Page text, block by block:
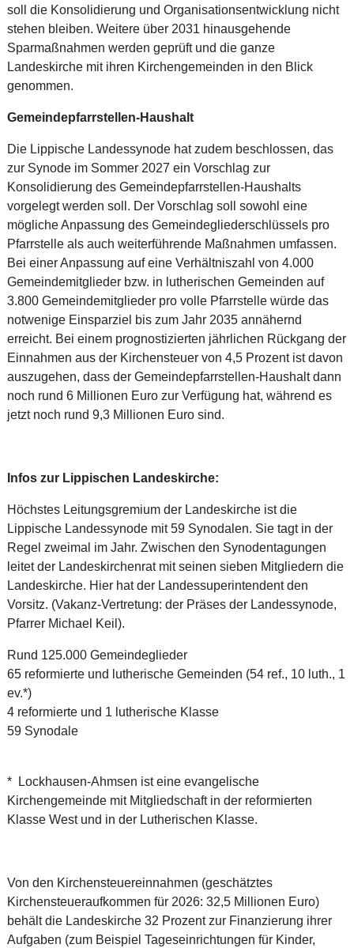
soll die Konsolidierung und Organisationsentwicklung nicht
stehen bleiben. Weitere über 2031 hinausgehende
Sparmaßnahmen werden geprüft und die ganze
Landeskirche mit ihren Kirchengemeinden in den Blick
genommen.
Gemeindepfarrstellen-Haushalt
Die Lippische Landessynode hat zudem beschlossen, das
zur Synode im Sommer 2027 ein Vorschlag zur
Konsolidierung des Gemeindepfarrstellen-Haushalts
vorgelegt werden soll. Der Vorschlag soll sowohl eine
mögliche Anpassung des Gemeindegliederschlüssels pro
Pfarrstelle als auch weiterführende Maßnahmen umfassen.
Bei einer Anpassung auf eine Verhältniszahl von 4.000
Gemeindemitglieder bzw. in lutherischen Gemeinden auf
3.800 Gemeindemitglieder pro volle Pfarrstelle würde das
notwenige Einsparziel bis zum Jahr 2035 annähernd
erreicht. Bei einem prognostizierten jährlichen Rückgang der
Einnahmen aus der Kirchensteuer von 4,5 Prozent ist davon
auszugehen, dass der Gemeindepfarrstellen-Haushalt dann
noch rund 6 Millionen Euro zur Verfügung hat, während es
jetzt noch rund 9,3 Millionen Euro sind.
Infos zur Lippischen Landeskirche:
Höchstes Leitungsgremium der Landeskirche ist die
Lippische Landessynode mit 59 Synodalen. Sie tagt in der
Regel zweimal im Jahr. Zwischen den Synodentagungen
leitet der Landeskirchenrat mit seinen sieben Mitgliedern die
Landeskirche. Hier hat der Landessuperintendent den
Vorsitz. (Vakanz-Vertretung: der Präses der Landessynode,
Pfarrer Michael Keil).
Rund 125.000 Gemeindeglieder
65 reformierte und lutherische Gemeinden (54 ref., 10 luth., 1
ev.*)
4 reformierte und 1 lutherische Klasse
59 Synodale
* Lockhausen-Ahmsen ist eine evangelische
Kirchengemeinde mit Mitgliedschaft in der reformierten
Klasse West und in der Lutherischen Klasse.
Von den Kirchensteuereinnahmen (geschätztes
Kirchensteueraufkommen für 2026: 32,5 Millionen Euro)
behält die Landeskirche 32 Prozent zur Finanzierung ihrer
Aufgaben (zum Beispiel Tageseinrichtungen für Kinder,